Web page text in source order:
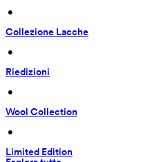
•
Collezione Lacche
•
Riedizioni
•
Wool Collection
•
Limited Edition